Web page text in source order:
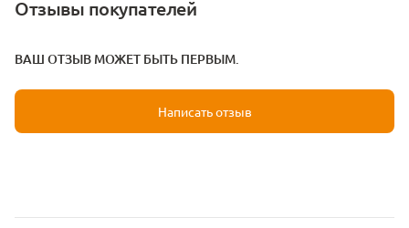
Отзывы покупателей
ВАШ ОТЗЫВ МОЖЕТ БЫТЬ ПЕРВЫМ.
Написать отзыв